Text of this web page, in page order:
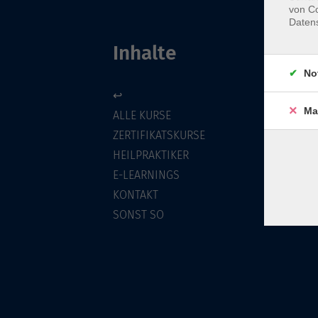
Inhalte
↩
ALLE KURSE
ZERTIFIKATSKURSE
HEILPRAKTIKER
E-LEARNINGS
KONTAKT
SONST SO
von